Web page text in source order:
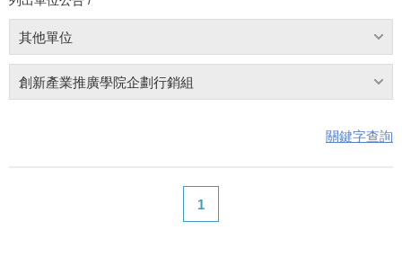
其他單位
創新產業推廣學院企劃行銷組
關鍵字查詢
1